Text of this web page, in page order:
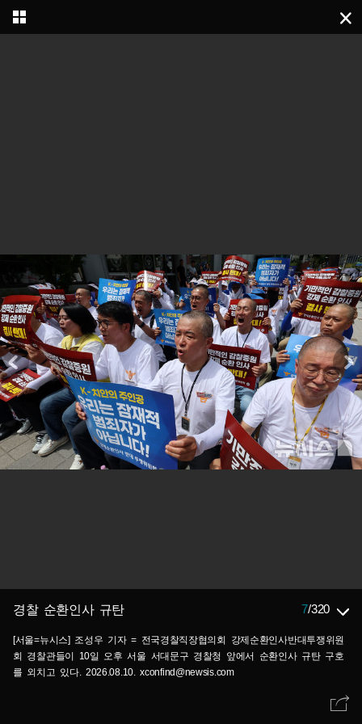
경찰 순환인사 규탄 7/320
[서울=뉴시스] 조성우 기자 = 전국경찰직장협의회 강제순환인사반대투쟁위원
회 경찰관들이 10일 오후 서울 서대문구 경찰청 앞에서 순환인사 규탄 구호
를 외치고 있다. 2026.08.10. xconfind@newsis.com